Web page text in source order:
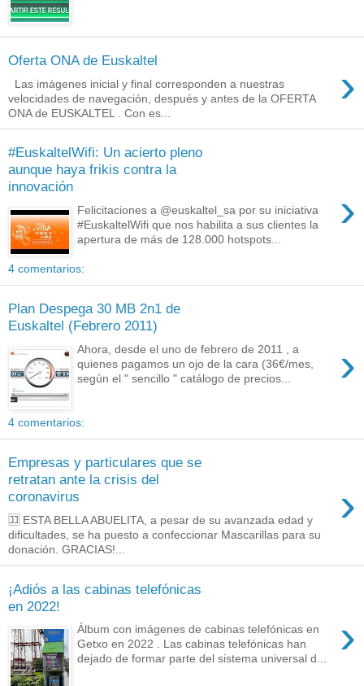
Oferta ONA de Euskaltel ›
Las imágenes inicial y final corresponden a nuestras
velocidades de navegación, después y antes de la OFERTA
ONA de EUSKALTEL . Con es...
#EuskaltelWifi: Un acierto pleno
aunque haya frikis contra la
innovación
›
Felicitaciones a @euskaltel_sa por su iniciativa
#EuskaltelWifi que nos habilita a sus clientes la
apertura de más de 128.000 hotspots...
4 comentarios:
Plan Despega 30 MB 2n1 de
Euskaltel (Febrero 2011)
›
Ahora, desde el uno de febrero de 2011 , a
quienes pagamos un ojo de la cara (36€/mes,
según el " sencillo " catálogo de precios...
4 comentarios:
Empresas y particulares que se
retratan ante la crisis del
coronavirus
›
🈁 ESTA BELLA ABUELITA, a pesar de su avanzada edad y
dificultades, se ha puesto a confeccionar Mascarillas para su
donación. GRACIAS!...
¡Adiós a las cabinas telefónicas
en 2022!
›
Álbum con imágenes de cabinas telefónicas en
Getxo en 2022 . Las cabinas telefónicas han
dejado de formar parte del sistema universal d...